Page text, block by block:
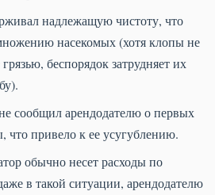
надлежащую чистоту, что
насекомых (хотя клопы не
беспорядок затрудняет их
сообщил арендодателю о первых
что привело к ее усугублению.
обычно несет расходы по
в такой ситуации, арендодателю